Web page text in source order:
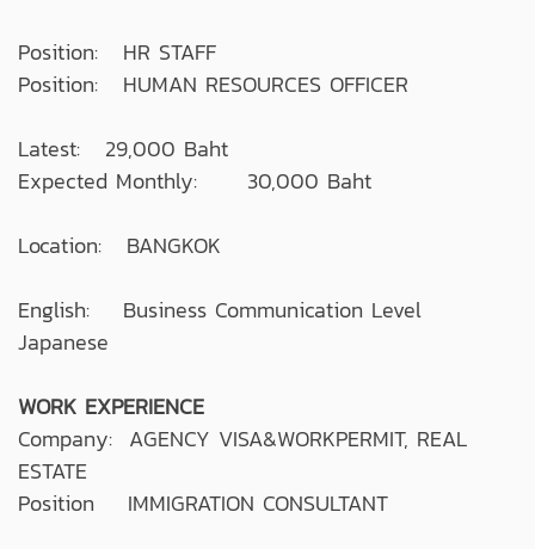
Position: HR STAFF
Position: HUMAN RESOURCES OFFICER
Latest: 29,000 Baht
Expected Monthly: 30,000 Baht
Location: BANGKOK
English: Business Communication Level
Japanese
WORK EXPERIENCE
Company: AGENCY VISA&WORKPERMIT, REAL
ESTATE
Position IMMIGRATION CONSULTANT